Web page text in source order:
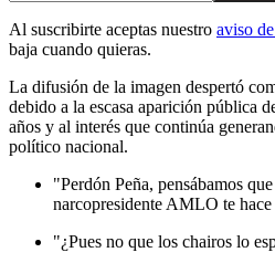
Al suscribirte aceptas nuestro aviso
baja cuando quieras.
La difusión de la imagen despertó
debido a la escasa aparición pública
años y al interés que continúa
político nacional.
"Perdón Peña, pensábamos
narcopresidente AMLO te
"¿Pues no que los chairos lo